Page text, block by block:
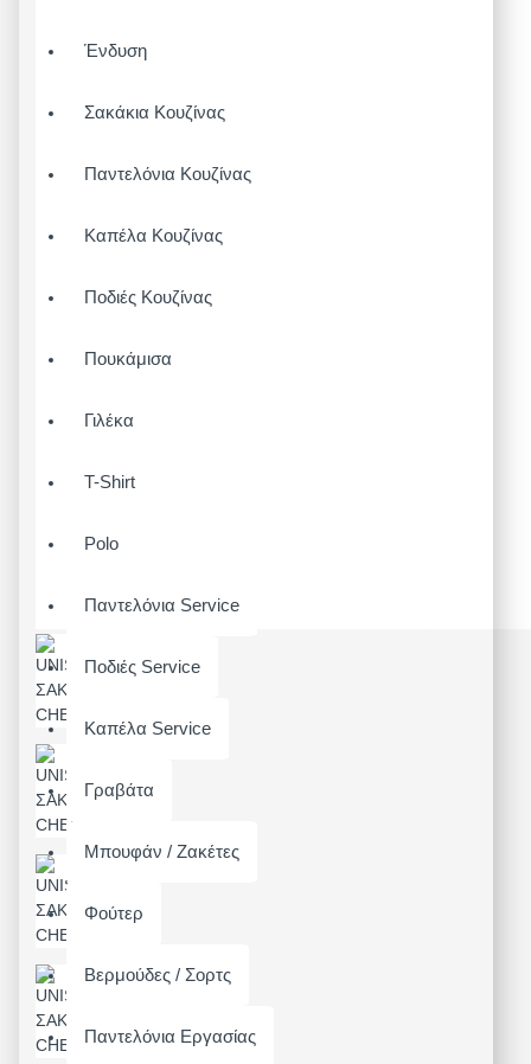
Ένδυση
Σακάκια Κουζίνας
Παντελόνια Κουζίνας
Καπέλα Κουζίνας
Ποδιές Κουζίνας
Πουκάμισα
Γιλέκα
T-Shirt
Polo
Παντελόνια Service
Ποδιές Service
Καπέλα Service
Γραβάτα
Μπουφάν / Ζακέτες
Φούτερ
Βερμούδες / Σορτς
Παντελόνια Εργασίας